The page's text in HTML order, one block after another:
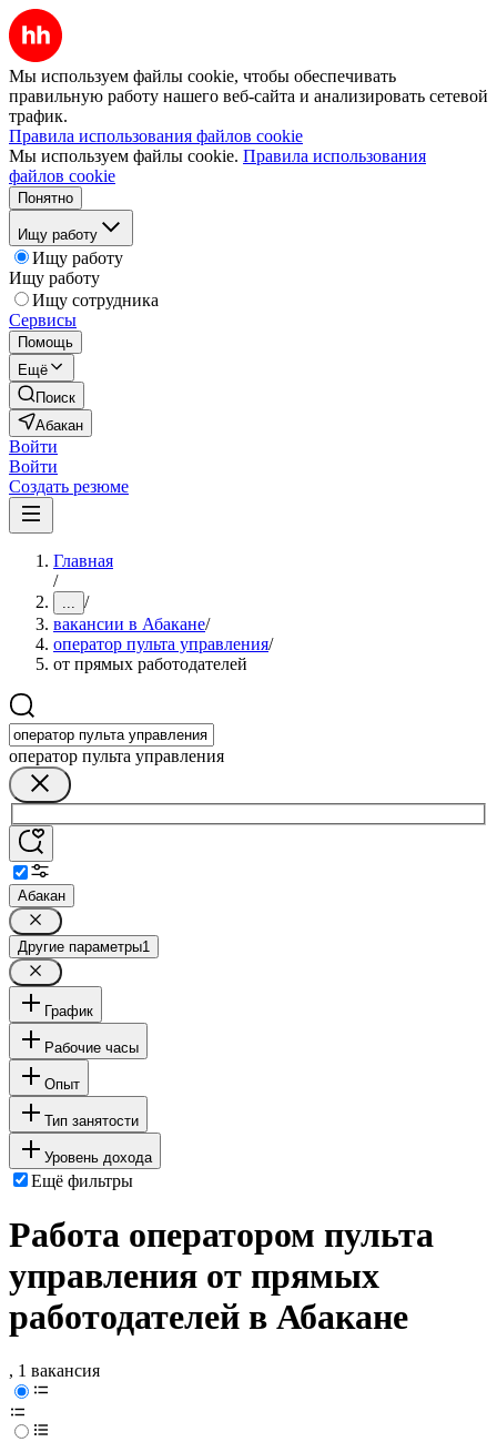
Мы используем файлы cookie, чтобы обеспечивать
правильную работу нашего веб-сайта и анализировать сетевой
трафик.
Правила использования файлов cookie
Мы используем файлы cookie. Правила использования
файлов cookie
Понятно
Ищу работу
Ищу работу
Ищу работу
Ищу сотрудника
Сервисы
Помощь
Ещё
Поиск
Абакан
Войти
Войти
Создать резюме
Главная
/
... /
вакансии в Абакане/
оператор пульта управления/
от прямых работодателей
оператор пульта управления
Абакан
Другие параметры1
График
Рабочие часы
Опыт
Тип занятости
Уровень дохода
Ещё фильтры
Работа оператором пульта
управления от прямых
работодателей в Абакане
, 1 вакансия